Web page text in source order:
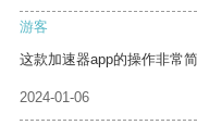
游客
这款加速器app的操作非常
2024-01-06